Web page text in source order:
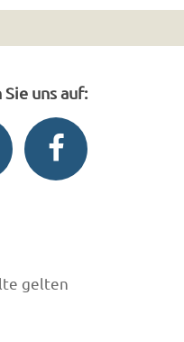
Sie uns auf:
gelten